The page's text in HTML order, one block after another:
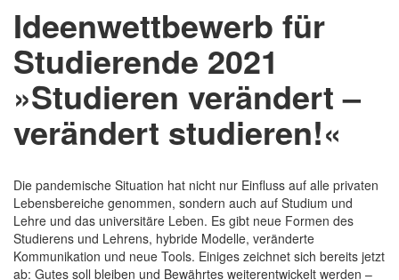
Ideenwettbewerb für
Studierende 2021
»Studieren verändert –
verändert studieren!«
Die pandemische Situation hat nicht nur Einfluss auf alle privaten
Lebensbereiche genommen, sondern auch auf Studium und
Lehre und das universitäre Leben. Es gibt neue Formen des
Studierens und Lehrens, hybride Modelle, veränderte
Kommunikation und neue Tools. Einiges zeichnet sich bereits jetzt
ab: Gutes soll bleiben und Bewährtes weiterentwickelt werden –